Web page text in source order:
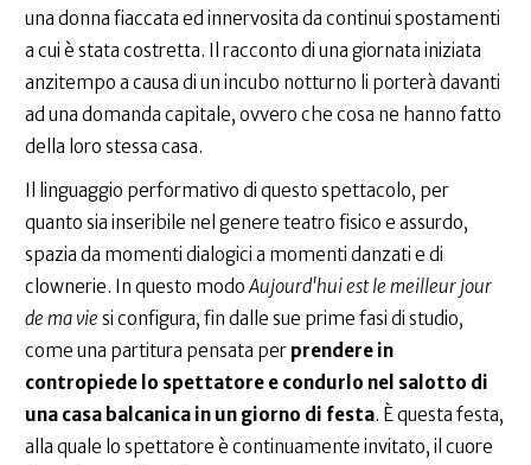
una donna fiaccata ed innervosita da continui spostamenti
a cui è stata costretta. Il racconto di una giornata iniziata
anzitempo a causa di un incubo notturno li porterà davanti
ad una domanda capitale, ovvero che cosa ne hanno fatto
della loro stessa casa.
Il linguaggio performativo di questo spettacolo, per
quanto sia inseribile nel genere teatro fisico e assurdo,
spazia da momenti dialogici a momenti danzati e di
clownerie. In questo modoAujourd'hui est le meilleur jour
de ma vie si configura, fin dalle sue prime fasi di studio,
come una partitura pensata per prendere in
contropiede lo spettatore e condurlo nel salotto di
una casa balcanica in un giorno di festa. È questa festa,
alla quale lo spettatore è continuamente invitato, il cuore